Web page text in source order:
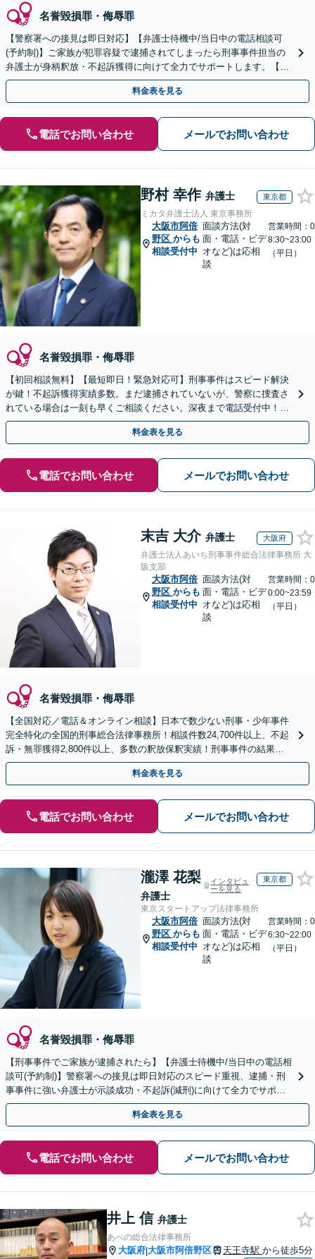
名誉毀損罪・侮辱罪
【警察署への接見は即日対応】【弁護士待機中/当日中の電話相談可
(予約制)】ご家族が犯罪容疑で逮捕されてしまったら刑事事件担当の
弁護士が身柄釈放・不起訴獲得に向けて全力でサポートします。【毎
月100名以上の相談実績】【全国対応】
料金表を見る
電話でお問い合わせ メールでお問い合わせ
野村 幸作 弁護士 東京都
ミカタ弁護士法人 東京事務所
大阪市阿倍
野区 からも
相談受付中
面談方法(対
面・電話・ビデ
オなど)は応相
談
営業時間：0
8:30~23:00
（平日）
名誉毀損罪・侮辱罪
【初回相談無料】【最短即日！緊急対応可】刑事事件はスピード解決
が鍵！不起訴獲得実績多数。まだ逮捕されていないが、警察に捜査さ
れている場合は一刻も早くご相談ください。深夜まで電話受付中！痴
漢／盗撮／のぞき／その他性犯罪など
料金表を見る
電話でお問い合わせ メールでお問い合わせ
末吉 大介 弁護士 大阪府
弁護士法人あいち刑事事件総合法律事務所 大
阪支部
大阪市阿倍
野区 からも
相談受付中
面談方法(対
面・電話・ビデ
オなど)は応相
談
営業時間：0
0:00~23:59
（平日）
名誉毀損罪・侮辱罪
【全国対応／電話＆オンライン相談】日本で数少ない刑事・少年事件
完全特化の全国的刑事総合法律事務所！相談件数24,700件以上、不起
訴・無罪獲得2,800件以上、多数の釈放保釈実績！刑事事件の結果は
弁護士の腕次第で変わります【初回相談無料】
料金表を見る
電話でお問い合わせ メールでお問い合わせ
瀧澤 花梨
弁護士
インタビュ
ーを見る
東京都
東京スタートアップ法律事務所
大阪市阿倍
野区 からも
相談受付中
面談方法(対
面・電話・ビデ
オなど)は応相
談
営業時間：0
6:30~22:00
（平日）
名誉毀損罪・侮辱罪
【刑事事件でご家族が逮捕されたら】【弁護士待機中/当日中の電話相
談可(予約制)】警察署への接見は即日対応のスピード重視、逮捕・刑
事事件に強い弁護士が示談成功・不起訴(減刑)に向けて全力でサポー
トします。【加害者側の相談専門】
料金表を見る
電話でお問い合わせ メールでお問い合わせ
井上 信 弁護士
あべの総合法律事務所
大阪府|大阪市阿倍野区 天王寺駅 から徒歩5分